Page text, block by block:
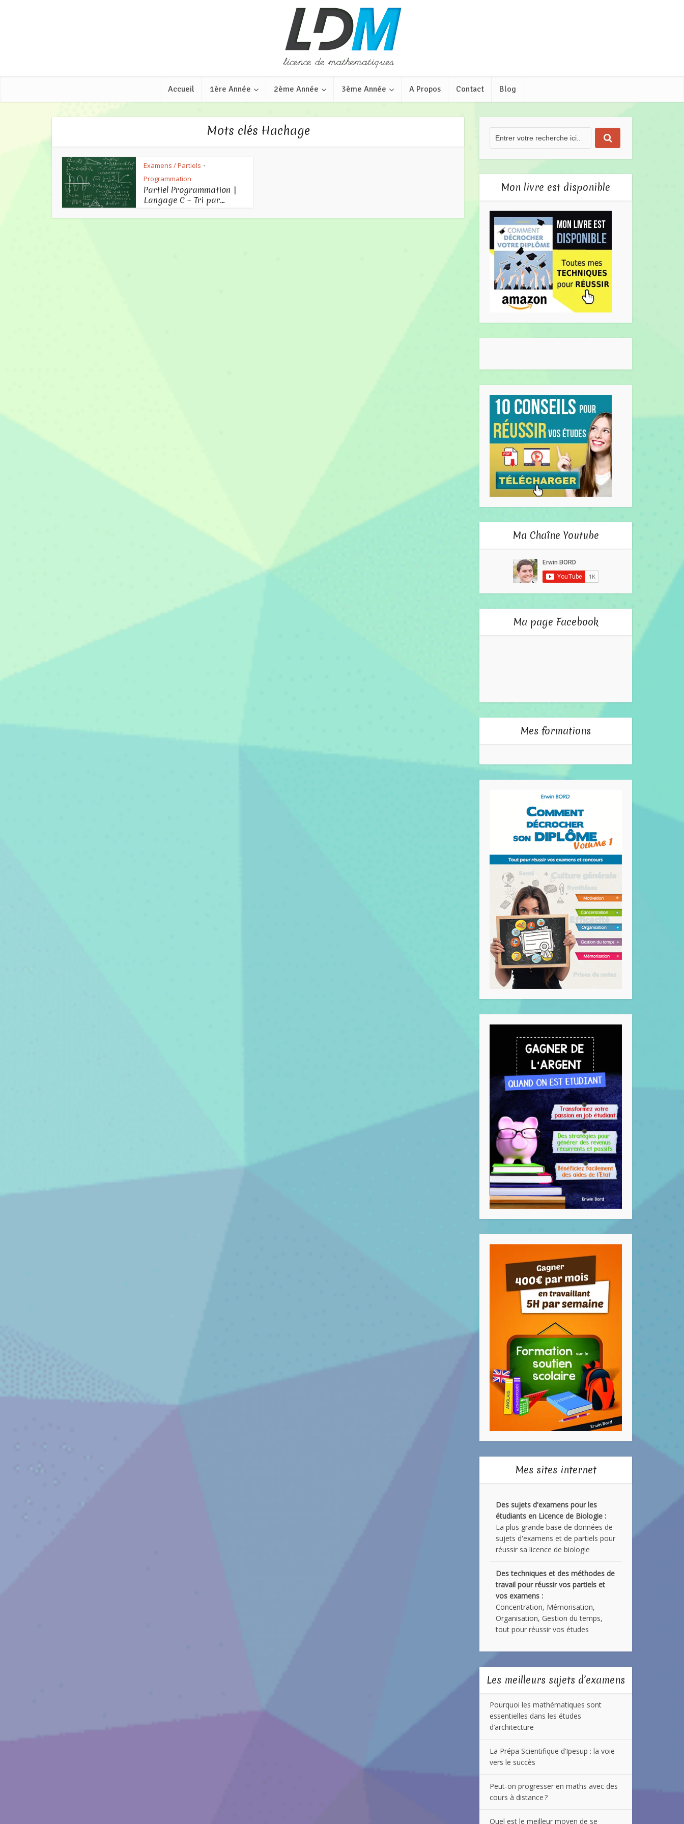
Accueil 1ère Année 2ème Année 3ème Année A Propos Contact Blog
Mots clés Hachage
Examens / Partiels •
Programmation
Partiel Programmation |
Langage C – Tri par...
Mon livre est disponible
Ma Chaîne Youtube
Ma page Facebook
Mes formations
Mes sites internet
Des sujets d'examens pour les
étudiants en Licence de Biologie :
La plus grande base de données de
sujets d'examens et de partiels pour
réussir sa licence de biologie
Des techniques et des méthodes de
travail pour réussir vos partiels et
vos examens :
Concentration, Mémorisation,
Organisation, Gestion du temps,
tout pour réussir vos études
Les meilleurs sujets d’examens
Pourquoi les mathématiques sont
essentielles dans les études
d’architecture
La Prépa Scientifique d’Ipesup : la voie
vers le succès
Peut-on progresser en maths avec des
cours à distance ?
Quel est le meilleur moyen de se